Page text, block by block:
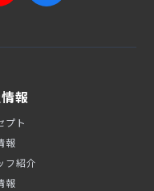
報
プト
報
フ紹介
報